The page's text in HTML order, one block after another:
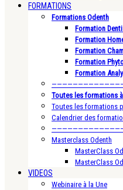
FORMATIONS
Formations Odenth
Formation
Formation
Formation
Formation
Formation
Toutes les formations à
Toutes les formations
Calendrier des
Masterclass Odenth
MasterClass
MasterClass
VIDEOS
Webinaire à la Une